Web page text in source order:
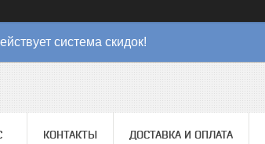
система скидок!
КОНТАКТЫ ДОСТАВКА И ОПЛАТА